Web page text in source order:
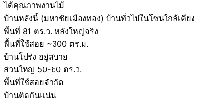
ได้คุณภาพงานไม้
บ้านหลังนี้ (มหาชัยเมืองทอง) บ้านทั่วไปในโซนใกล้เคียง
พื้นที่ 81 ตร.ว. หลังใหญ่จริง
พื้นที่ใช้สอย ~300 ตร.ม.
บ้านโปร่ง อยู่สบาย
ส่วนใหญ่ 50-60 ตร.ว.
พื้นที่ใช้สอยจำกัด
บ้านติดกันแน่น